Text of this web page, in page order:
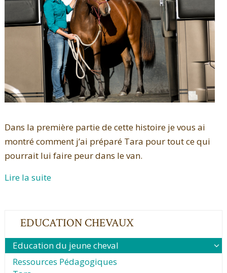
Dans la première partie de cette histoire je vous ai
montré comment j’ai préparé Tara pour tout ce qui
pourrait lui faire peur dans le van.
Lire la suite
EDUCATION CHEVAUX
Education du jeune cheval
Ressources Pédagogiques